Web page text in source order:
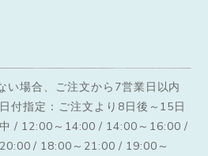
い場合、ご注文から7営業日以内
付指定：ご注文より8日後～15日
/ 12:00～14:00 / 14:00～16:00 /
/ 18:00～21:00 / 19:00～